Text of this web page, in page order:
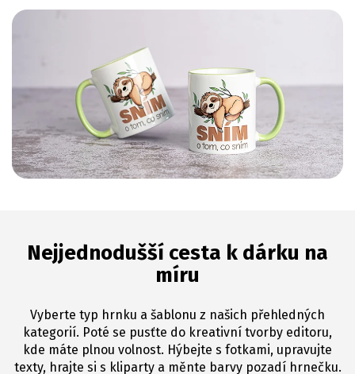
Nejjednodušší cesta k dárku na
míru
Vyberte typ hrnku a šablonu z našich přehledných
kategorií. Poté se pusťte do kreativní tvorby editoru,
kde máte plnou volnost. Hýbejte s fotkami, upravujte
texty, hrajte si s kliparty a měnte barvy pozadí hrnečku.